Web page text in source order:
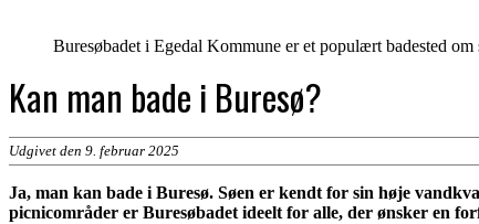
Buresøbadet i Egedal Kommune er et populært badested
Kan man bade i Buresø?
Udgivet den 9. februar 2025
Ja, man kan bade i Buresø. Søen er kendt for sin høje
picnicområder er Buresøbadet ideelt for alle, der ønsker en